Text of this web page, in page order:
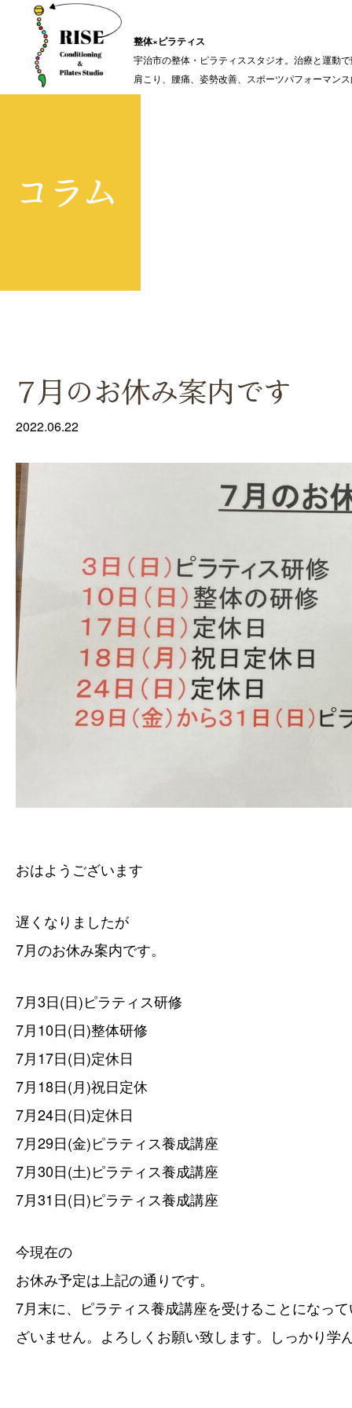
整体×ピラティス
宇治市の整体・ピラティススタジオ。治療と運動
肩こり、腰痛、姿勢改善、スポーツパフォーマン
コラム
7月のお休み案内です
2022.06.22
おはようございます
遅くなりましたが
7月のお休み案内です。
7月3日(日)ピラティス研修
7月10日(日)整体研修
7月17日(日)定休日
7月18日(月)祝日定休
7月24日(日)定休日
7月29日(金)ピラティス養成講座
7月30日(土)ピラティス養成講座
7月31日(日)ピラティス養成講座
今現在の
お休み予定は上記の通りです。
7月末に、ピラティス養成講座を受けることになっ
ざいません。よろしくお願い致します。 しっかり学